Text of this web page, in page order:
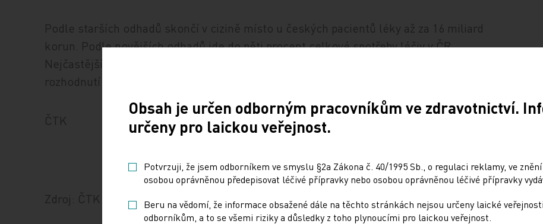
Podle starších odhadů skončí v cizině místo u českých pacientů léky až za 16 miliard
korun. Podle novějších odhadů jde do pěti procent celkové spotřeby léčiv v ČR.
Nejčastějším důvodem výpadku zůstávají poruchy ve výrobě, stažení šarže z oběhu či
rozhodnutí výrobce přípravek dočasně nedovážet.
ČTK
Zdroj: ČTK
Obsah je určen odborným pracovníkům ve zdravotnictví.
určeny pro laickou veřejnost.
Potvrzuji, že jsem odborníkem ve smyslu §2a Zákona č. 40/1995 Sb., o regulaci reklamy, ve
osobou oprávněnou předepisovat léčivé přípravky nebo osobou oprávněnou léčivé přípravky
Beru na vědomí, že informace obsažené dále na těchto stránkách nejsou určeny laické
odborníkům, a to se všemi riziky a důsledky z toho plynoucími pro laickou veřejnost.